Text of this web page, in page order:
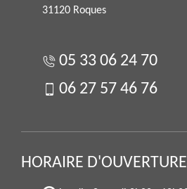
31120 Roques
05 33 06 24 70
06 27 57 46 76
HORAIRE D'OUVERTURE